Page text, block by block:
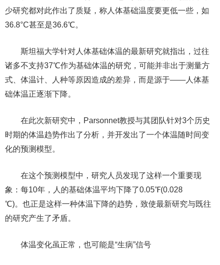
少研究都对此作出了质疑，称人体基础温度要更低一些，如
36.8°C甚至是36.6℃。
斯坦福大学针对人体基础体温的最新研究就指出，过往
诸多不支持37℃作为基础体温的研究，可能并非出于测量方
式、体温计、人种等原因造成的差异，而是源于——人体基
础体温正逐渐下降。
在此次新研究中，Parsonnet教授与其团队针对3个历史
时期的体温趋势作出了分析，并开发出了一个体温随时间变
化的预测模型。
在这个预测模型中，研究人员发现了这样一个重要现
象：每10年，人的基础体温平均下降了0.05℉(0.028
℃)。也正是这样一种体温下降的趋势，致使最新研究与既往
的研究产生了矛盾。
体温变化虽正常，也可能是“生病”信号